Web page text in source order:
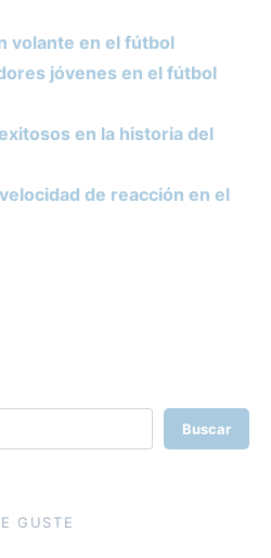
volante en el fútbol
jóvenes en el fútbol
en la historia del
de reacción en el
Buscar
GUSTE